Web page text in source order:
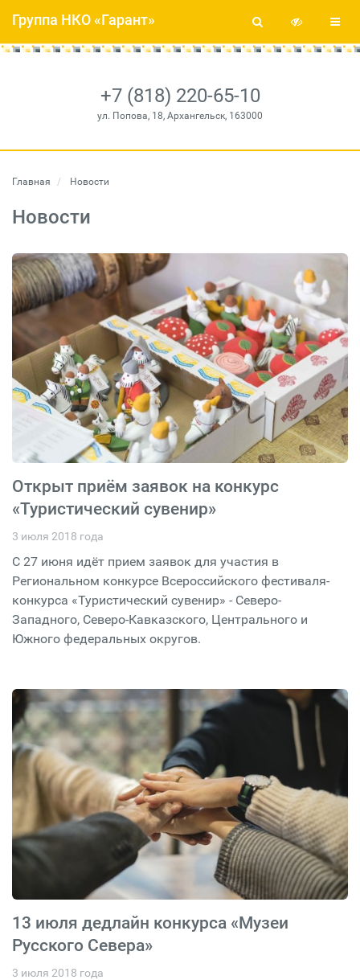
+7 (818) 220-65-10
ул. Попова, 18, Архангельск, 163000
Группа НКО «Гарант»
Главная Новости
Новости
Открыт приём заявок на конкурс
«Туристический сувенир»
3 июля 2018 года
С 27 июня идёт прием заявок для участия в
Региональном конкурсе Всероссийского фестиваля-
конкурса «Туристический сувенир» - Северо-
Западного, Северо-Кавказского, Центрального и
Южного федеральных округов.
13 июля дедлайн конкурса «Музеи
Русского Севера»
3 июля 2018 года